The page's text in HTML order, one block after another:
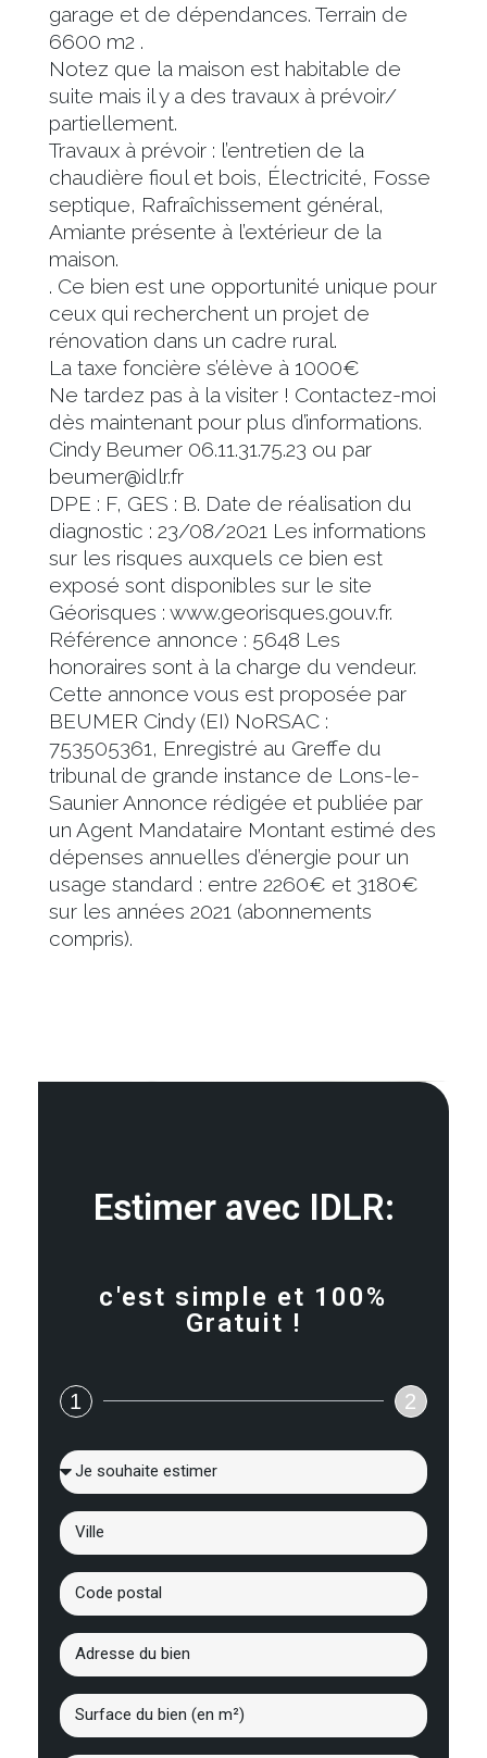
garage et de dépendances. Terrain de
6600 m2 .
Notez que la maison est habitable de
suite mais il y a des travaux à prévoir/
partiellement.
Travaux à prévoir : l’entretien de la
chaudière fioul et bois, Électricité, Fosse
septique, Rafraîchissement général,
Amiante présente à l’extérieur de la
maison.
. Ce bien est une opportunité unique pour
ceux qui recherchent un projet de
rénovation dans un cadre rural.
La taxe foncière s’élève à 1000€
Ne tardez pas à la visiter ! Contactez-moi
dès maintenant pour plus d’informations.
Cindy Beumer 06.11.31.75.23 ou par
beumer@idlr.fr
DPE : F, GES : B. Date de réalisation du
diagnostic : 23/08/2021 Les informations
sur les risques auxquels ce bien est
exposé sont disponibles sur le site
Géorisques : www.georisques.gouv.fr.
Référence annonce : 5648 Les
honoraires sont à la charge du vendeur.
Cette annonce vous est proposée par
BEUMER Cindy (EI) NoRSAC :
753505361, Enregistré au Greffe du
tribunal de grande instance de Lons-le-
Saunier Annonce rédigée et publiée par
un Agent Mandataire Montant estimé des
dépenses annuelles d’énergie pour un
usage standard : entre 2260€ et 3180€
sur les années 2021 (abonnements
compris).
Estimer avec IDLR:
c'est simple et 100%
Gratuit !
1 2